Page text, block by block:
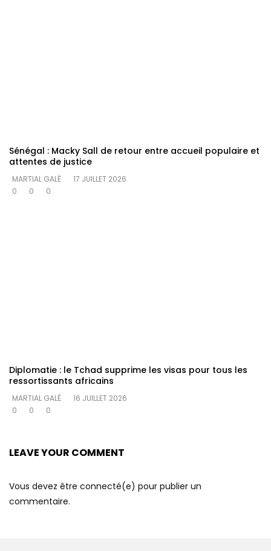
Sénégal : Macky Sall de retour entre accueil populaire et
attentes de justice
MARTIAL GALÉ
17 JUILLET 2026
0
0 0
Diplomatie : le Tchad supprime les visas pour tous les
ressortissants africains
MARTIAL GALÉ
16 JUILLET 2026
0
0 0
LEAVE YOUR COMMENT
Vous devez être connecté(e) pour publier un
commentaire.